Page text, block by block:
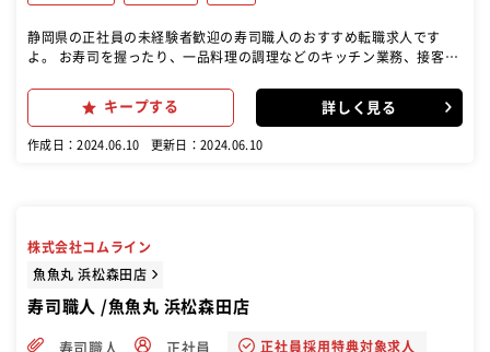
静岡県の正社員の未経験者歓迎の寿司職人のおすすめ転職求人です
よ。 お寿司を握ったり、一品料理の調理などのキッチン業務、接客な
す。 未経験から短期間で寿司職人を目指せます！
キープする 詳しく見る
作成日：2024.06.10 更新日：2024.06.10
株式会社コムライン
魚魚丸 浜松森田店
寿司職人 /魚魚丸 浜松森田店
寿司職人 正社員 正社員採用特典対象求人